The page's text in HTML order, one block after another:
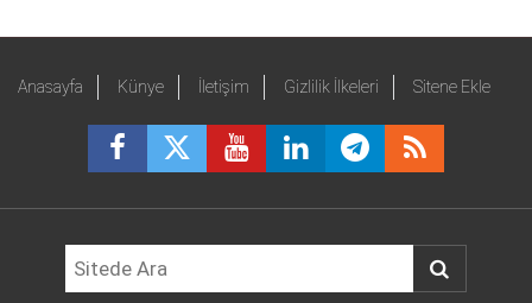
Anasayfa Künye İletişim Gizlilik İlkeleri Sitene Ekle